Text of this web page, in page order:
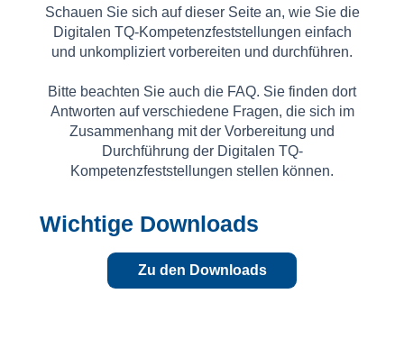
Schauen Sie sich auf dieser Seite an, wie Sie die
Digitalen TQ-Kompetenzfeststellungen einfach
und unkompliziert vorbereiten und durchführen.
Bitte beachten Sie auch die FAQ. Sie finden dort
Antworten auf verschiedene Fragen, die sich im
Zusammenhang mit der Vorbereitung und
Durchführung der Digitalen TQ-
Kompetenzfeststellungen stellen können.
Wichtige Downloads
Zu den Downloads